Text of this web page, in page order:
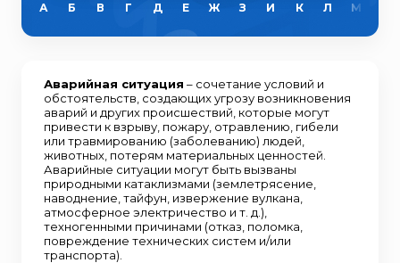
А Б В Г Д Е Ж З И К Л М
Аварийная ситуация – сочетание условий и
обстоятельств, создающих угрозу возникновения
аварий и других происшествий, которые могут
привести к взрыву, пожару, отравлению, гибели
или травмированию (заболеванию) людей,
животных, потерям материальных ценностей.
Аварийные ситуации могут быть вызваны
природными катаклизмами (землетрясение,
наводнение, тайфун, извержение вулкана,
атмосферное электричество и т. д.),
техногенными причинами (отказ, поломка,
повреждение технических систем и/или
транспорта).